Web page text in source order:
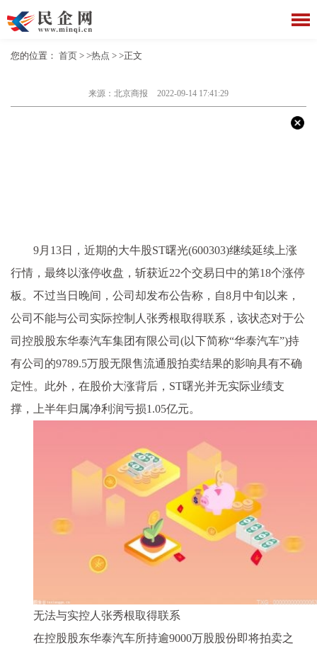
您的位置： 首页 > >热点 > >正文
来源：北京商报 2022-09-14 17:41:29
9月13日，近期的大牛股ST曙光(600303)继续延续上涨
行情，最终以涨停收盘，斩获近22个交易日中的第18个涨停
板。不过当日晚间，公司却发布公告称，自8月中旬以来，
公司不能与公司实际控制人张秀根取得联系，该状态对于公
司控股股东华泰汽车集团有限公司(以下简称“华泰汽车”)持
有公司的9789.5万股无限售流通股拍卖结果的影响具有不确
定性。此外，在股价大涨背后，ST曙光并无实际业绩支
撑，上半年归属净利润亏损1.05亿元。
无法与实控人张秀根取得联系
在控股股东华泰汽车所持逾9000万股股份即将拍卖之